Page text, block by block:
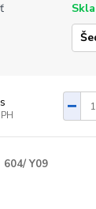
604/ Y09